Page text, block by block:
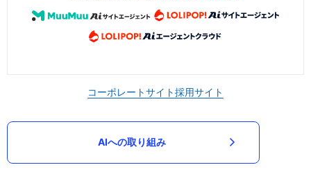
コーポレートサイト採用サイト
AIへの取り組み